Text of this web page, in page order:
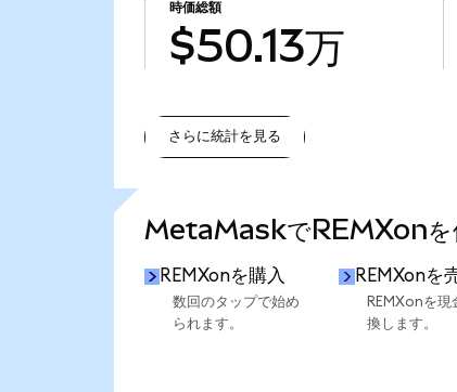
時価総額
$50.13万
さらに統計を見る
MetaMaskでREMXonを
REMXonを購入
数回のタップで始め
られます。
REMXonを
REMXonを現
換します。